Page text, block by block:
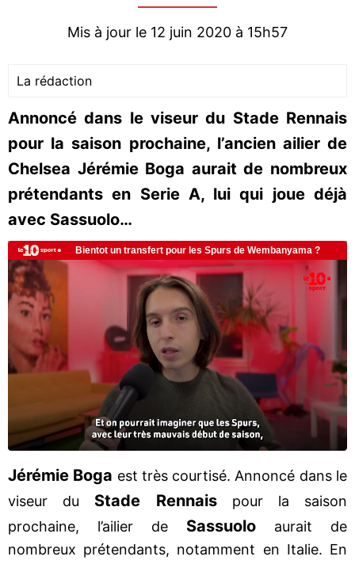
Mis à jour le 12 juin 2020 à 15h57
La rédaction
Annoncé dans le viseur du Stade Rennais
pour la saison prochaine, l’ancien ailier de
Chelsea Jérémie Boga aurait de nombreux
prétendants en Serie A, lui qui joue déjà
avec Sassuolo…
Jérémie Boga est très courtisé. Annoncé dans le
viseur du Stade Rennaispour la saison
prochaine, l’ailier de Sassuolo aurait de
nombreux prétendants, notamment en Italie. En